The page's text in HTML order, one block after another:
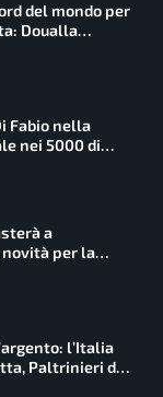
del mondo per
Doualla
Fabio nella
nei 5000 di
a
novità per la
l’Italia
Paltrinieri da